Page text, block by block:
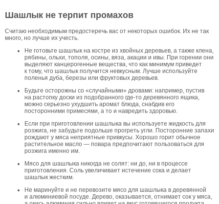
Шашлык не терпит промахов
Считаю необходимым предостеречь вас от некоторых ошибок. Их не так
много, но лучше их учесть.
Не готовьте шашлык на костре из хвойных деревьев, а также клена,
рябины, ольхи, тополя, осины, вяза, акации и ивы. При горении они
выделяют канцерогенные вещества, что как минимум приведет
к тому, что шашлык получится невкусным. Лучше используйте
поленья дуба, березы или фруктовых деревьев.
Будьте осторожны со «случайными» дровами: например, пустив
на растопку доски из подобранного где-то деревянного ящика,
можно серьезно ухудшить аромат блюда, снабдив его
посторонними примесями, а то и навредить здоровью.
Если при приготовлении шашлыка вы используете жидкость для
розжига, не забудьте подольше прогреть угли. Посторонние запахи
рождают у мяса неприятные привкусы. Хорошо горит обычное
растительное масло — повара предпочитают пользоваться для
розжига именно им.
Мясо для шашлыка никогда не солят: ни до, ни в процессе
приготовления. Соль увеличивает истечение сока и делает
шашлык жестким.
Не маринуйте и не перевозите мясо для шашлыка в деревянной
и алюминиевой посуде. Дерево, оказывается, отнимает сок у мяса,